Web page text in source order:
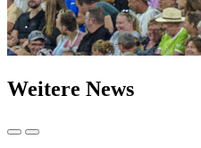
Weitere News